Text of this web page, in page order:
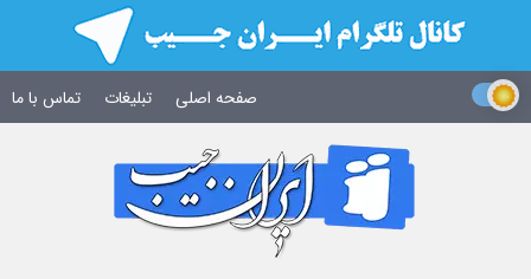
صفحه اصلی تبلیغات تماس با ما